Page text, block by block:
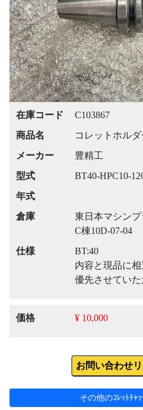
Previous
在庫コード
C103867
商品名
コレットホルダ
メーカー
豊精工
型式
BT40-HPC10-
年式
倉庫
東日本マシン
C棟10D-07-04
仕様
BT:40
内容と現品に
優先させていた
価格 ¥ 10,000
お問い合わせ
その他のｺﾚｯﾄﾁｬ